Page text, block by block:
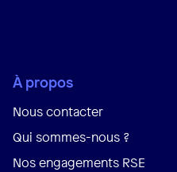
À propos
Nous contacter
Qui sommes-nous ?
Nos engagements RSE